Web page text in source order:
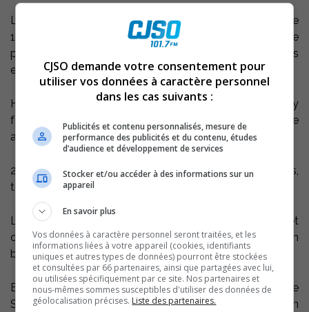
Le prochain match local des Rebelles sera présenté le
14 février prochain, en après-midi. Entre temps, l’équipe
prendra part à des Défis collégiaux à Québec et dans les
environs de Boston.
Hockey féminin, le 1er Tournoi provincial de hockey
féminin de Sorel-Tracy est présenté, en fin de semaine
au Centre sportif de St-Robert.
25 équipes prennent part au tournoi, 400 joueuses,
toutes dans la classe A.
Le match d’ouverture est prévu aujourd’hui, à 18h45 et
opposera les Cyclones aux Blades de Pierrefonds, en
bantam.
En terminant, au basketball féminin, les Vaillantes de
Sainte-Victoire participent à un tournoi à Québec en fin
CJSO demande votre consentement pour
utiliser vos données à caractère personnel
dans les cas suivants :
Publicités et contenu personnalisés, mesure de
performance des publicités et du contenu, études
d’audience et développement de services
Stocker et/ou accéder à des informations sur un
appareil
En savoir plus
Vos données à caractère personnel seront traitées, et les
informations liées à votre appareil (cookies, identifiants
uniques et autres types de données) pourront être stockées
et consultées par 66 partenaires, ainsi que partagées avec lui,
ou utilisées spécifiquement par ce site. Nos partenaires et
nous-mêmes sommes susceptibles d'utiliser des données de
géolocalisation précises. Liste des partenaires.